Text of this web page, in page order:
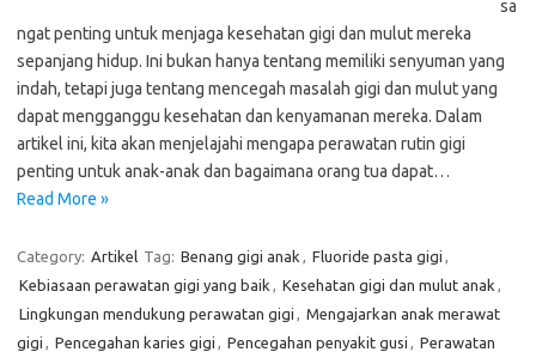
sa
ngat penting untuk menjaga kesehatan gigi dan mulut mereka
sepanjang hidup. Ini bukan hanya tentang memiliki senyuman yang
indah, tetapi juga tentang mencegah masalah gigi dan mulut yang
dapat mengganggu kesehatan dan kenyamanan mereka. Dalam
artikel ini, kita akan menjelajahi mengapa perawatan rutin gigi
penting untuk anak-anak dan bagaimana orang tua dapat…
Read More »
Category: Artikel Tag: Benang gigi anak , Fluoride pasta gigi ,
Kebiasaan perawatan gigi yang baik , Kesehatan gigi dan mulut anak ,
Lingkungan mendukung perawatan gigi , Mengajarkan anak merawat
gigi , Pencegahan karies gigi , Pencegahan penyakit gusi , Perawatan